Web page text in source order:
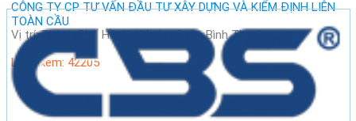
CÔNG TY CP TƯ VẤN ĐẦU TƯ XÂY DỰNG VÀ KIỂM ĐỊNH LIÊN
TOÀN CẦU
Vị trí: Thành Phố Hồ Chí Minh - Quận Bình Thạnh
Lượt xem: 42205